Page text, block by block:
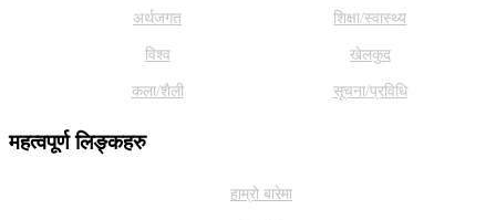
अर्थजगत शिक्षा/स्वास्थ्य
विश्व खेलकुद
कला/शैली सूचना/प्रविधि
महत्वपूर्ण लिङ्कहरु
हाम्राे बारेमा